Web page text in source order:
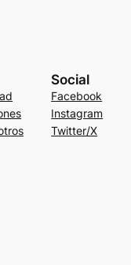
Social
Facebook
Instagram
Twitter/X